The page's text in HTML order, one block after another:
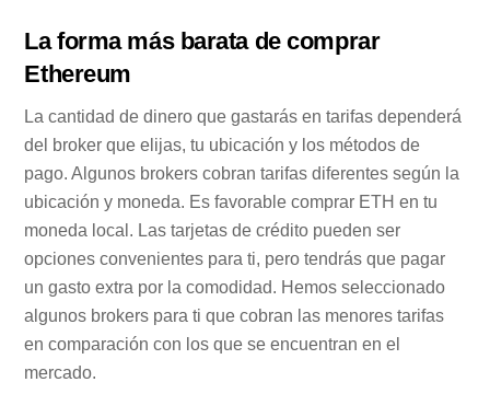
La forma más barata de comprar
Ethereum
La cantidad de dinero que gastarás en tarifas dependerá
del broker que elijas, tu ubicación y los métodos de
pago. Algunos brokers cobran tarifas diferentes según la
ubicación y moneda. Es favorable comprar ETH en tu
moneda local. Las tarjetas de crédito pueden ser
opciones convenientes para ti, pero tendrás que pagar
un gasto extra por la comodidad. Hemos seleccionado
algunos brokers para ti que cobran las menores tarifas
en comparación con los que se encuentran en el
mercado.